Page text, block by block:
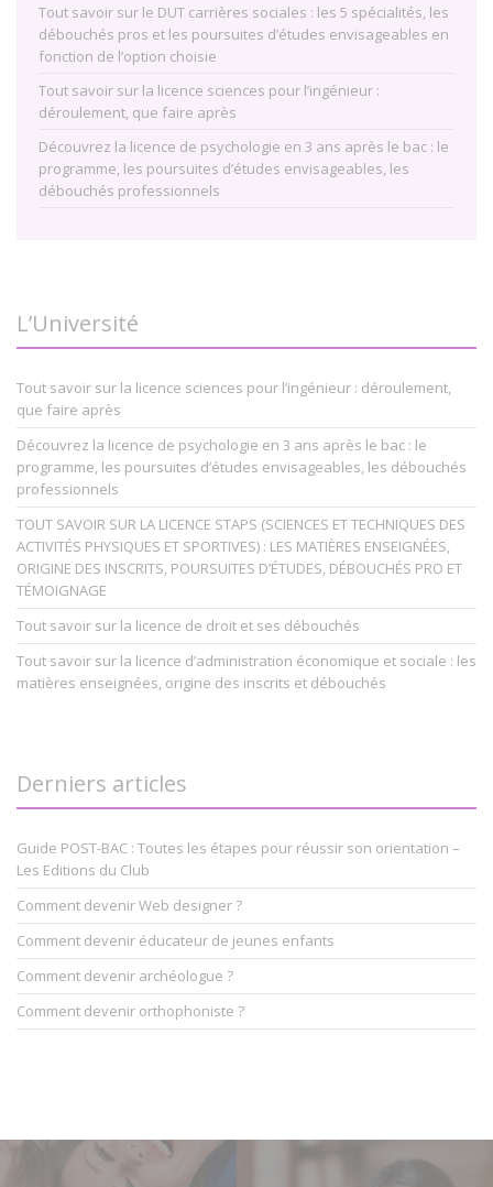
Tout savoir sur le DUT carrières sociales : les 5 spécialités, les
débouchés pros et les poursuites d’études envisageables en
fonction de l’option choisie
Tout savoir sur la licence sciences pour l’ingénieur :
déroulement, que faire après
Découvrez la licence de psychologie en 3 ans après le bac : le
programme, les poursuites d’études envisageables, les
débouchés professionnels
L’Université
Tout savoir sur la licence sciences pour l’ingénieur : déroulement,
que faire après
Découvrez la licence de psychologie en 3 ans après le bac : le
programme, les poursuites d’études envisageables, les débouchés
professionnels
TOUT SAVOIR SUR LA LICENCE STAPS (SCIENCES ET TECHNIQUES DES
ACTIVITÉS PHYSIQUES ET SPORTIVES) : LES MATIÈRES ENSEIGNÉES,
ORIGINE DES INSCRITS, POURSUITES D’ÉTUDES, DÉBOUCHÉS PRO ET
TÉMOIGNAGE
Tout savoir sur la licence de droit et ses débouchés
Tout savoir sur la licence d’administration économique et sociale : les
matières enseignées, origine des inscrits et débouchés
Derniers articles
Guide POST-BAC : Toutes les étapes pour réussir son orientation –
Les Editions du Club
Comment devenir Web designer ?
Comment devenir éducateur de jeunes enfants
Comment devenir archéologue ?
Comment devenir orthophoniste ?